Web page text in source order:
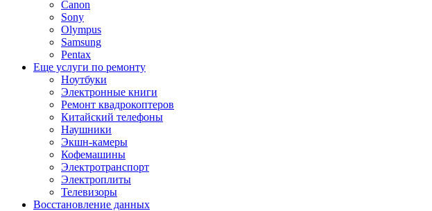
Canon
Sony
Olympus
Samsung
Pentax
Еще услуги по ремонту
Ноутбуки
Электронные книги
Ремонт квадрокоптеров
Китайский телефоны
Наушники
Экшн-камеры
Кофемашины
Электротранспорт
Электроплиты
Телевизоры
Восстановление данных